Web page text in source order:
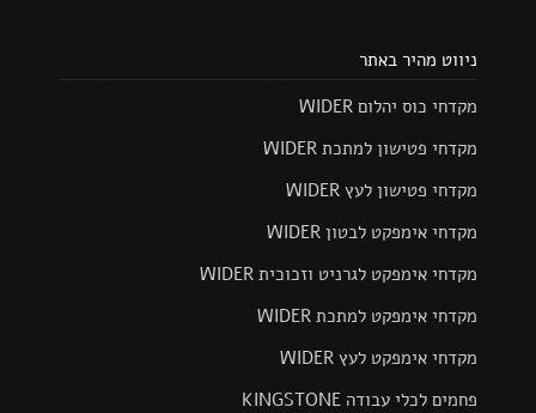
ניווט מהיר באתר
מקדחי כוס יהלום WIDER
מקדחי פטישון למתכת WIDER
מקדחי פטישון לעץ WIDER
מקדחי אימפקט לבטון WIDER
מקדחי אימפקט לגרניט וזכוכית WIDER
מקדחי אימפקט למתכת WIDER
מקדחי אימפקט לעץ WIDER
פחמים לכלי עבודה KINGSTONE